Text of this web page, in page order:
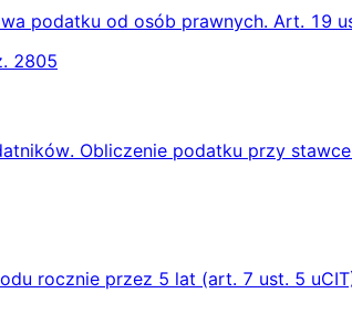
podatku od osób prawnych. Art. 19
2805
Obliczenie podatku przy
rocznie przez 5 lat (art. 7 ust. 5